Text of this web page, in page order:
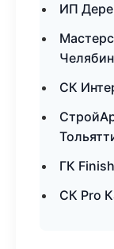
ИП
СК
ГК
СК Pro